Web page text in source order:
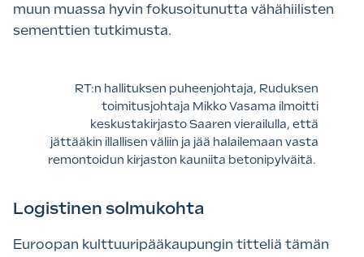
muun muassa hyvin fokusoitunutta vähähiilisten
sementtien tutkimusta.
RT:n hallituksen puheenjohtaja, Ruduksen
toimitusjohtaja Mikko Vasama ilmoitti
keskustakirjasto Saaren vierailulla, että
jättääkin illallisen väliin ja jää halailemaan vasta
remontoidun kirjaston kauniita betonipylväitä.
Logistinen solmukohta
Euroopan kulttuuripääkaupungin titteliä tämän